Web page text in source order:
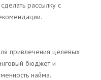
рассылку с
привлечения целевых
бюджет и
найма.